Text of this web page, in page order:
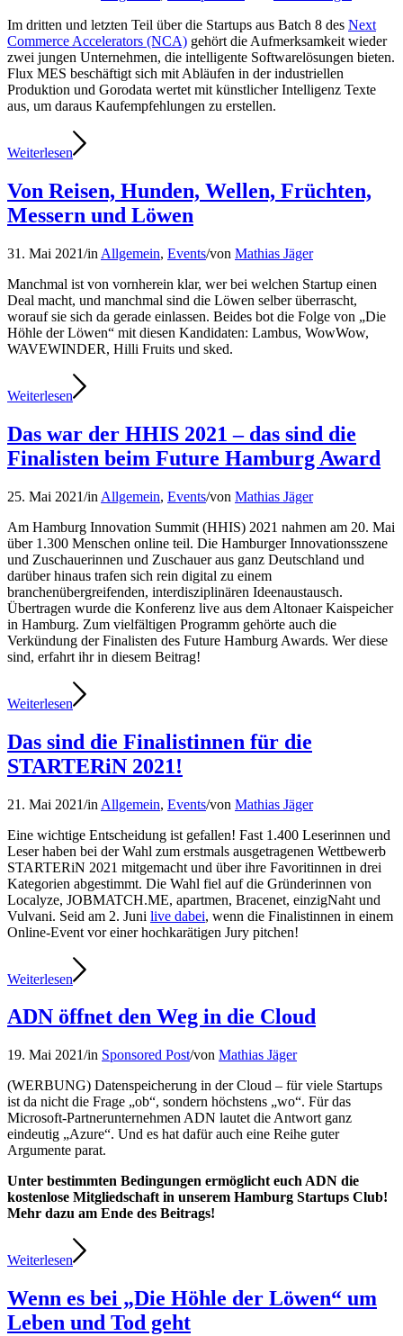
Im dritten und letzten Teil über die Startups aus Batch 8 des Next
Commerce Accelerators (NCA) gehört die Aufmerksamkeit wieder
zwei jungen Unternehmen, die intelligente Softwarelösungen bieten.
Flux MES beschäftigt sich mit Abläufen in der industriellen
Produktion und Gorodata wertet mit künstlicher Intelligenz Texte
aus, um daraus Kaufempfehlungen zu erstellen.
Weiterlesen
Von Reisen, Hunden, Wellen, Früchten,
Messern und Löwen
31. Mai 2021/in Allgemein, Events/von Mathias Jäger
Manchmal ist von vornherein klar, wer bei welchen Startup einen
Deal macht, und manchmal sind die Löwen selber überrascht,
worauf sie sich da gerade einlassen. Beides bot die Folge von „Die
Höhle der Löwen“ mit diesen Kandidaten: Lambus, WowWow,
WAVEWINDER, Hilli Fruits und sked.
Weiterlesen
Das war der HHIS 2021 – das sind die
Finalisten beim Future Hamburg Award
25. Mai 2021/in Allgemein, Events/von Mathias Jäger
Am Hamburg Innovation Summit (HHIS) 2021 nahmen am 20. Mai
über 1.300 Menschen online teil. Die Hamburger Innovationsszene
und Zuschauerinnen und Zuschauer aus ganz Deutschland und
darüber hinaus trafen sich rein digital zu einem
branchenübergreifenden, interdisziplinären Ideenaustausch.
Übertragen wurde die Konferenz live aus dem Altonaer Kaispeicher
in Hamburg. Zum vielfältigen Programm gehörte auch die
Verkündung der Finalisten des Future Hamburg Awards. Wer diese
sind, erfahrt ihr in diesem Beitrag!
Weiterlesen
Das sind die Finalistinnen für die
STARTERiN 2021!
21. Mai 2021/in Allgemein, Events/von Mathias Jäger
Eine wichtige Entscheidung ist gefallen! Fast 1.400 Leserinnen und
Leser haben bei der Wahl zum erstmals ausgetragenen Wettbewerb
STARTERiN 2021 mitgemacht und über ihre Favoritinnen in drei
Kategorien abgestimmt. Die Wahl fiel auf die Gründerinnen von
Localyze, JOBMATCH.ME, apartmen, Bracenet, einzigNaht und
Vulvani. Seid am 2. Juni live dabei, wenn die Finalistinnen in einem
Online-Event vor einer hochkarätigen Jury pitchen!
Weiterlesen
ADN öffnet den Weg in die Cloud
19. Mai 2021/in Sponsored Post/von Mathias Jäger
(WERBUNG) Datenspeicherung in der Cloud – für viele Startups
ist da nicht die Frage „ob“, sondern höchstens „wo“. Für das
Microsoft-Partnerunternehmen ADN lautet die Antwort ganz
eindeutig „Azure“. Und es hat dafür auch eine Reihe guter
Argumente parat.
Unter bestimmten Bedingungen ermöglicht euch ADN die
kostenlose Mitgliedschaft in unserem Hamburg Startups Club!
Mehr dazu am Ende des Beitrags!
Weiterlesen
Wenn es bei „Die Höhle der Löwen“ um
Leben und Tod geht